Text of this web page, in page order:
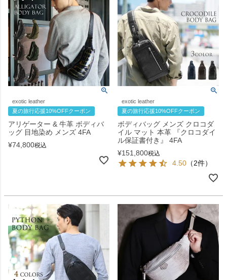
exotic leather
夏の旅行応援10%OFFクーポン
アリゲーター & 牛革 ボディバ
ッグ 目地染め メンズ 4FA
¥74,800税込
exotic leather
夏の旅行応援10%OFFクーポン
ボディバッグ メンズ クロコダ
イル マット 本革 『クロコダイ
ル保証書付き』 4FA
¥151,800税込
4.50 （2件）